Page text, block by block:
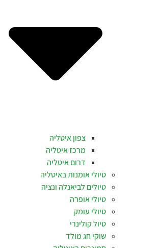
צפון איטליה
מרכז איטליה
דרום איטליה
טיולי אומנות באיטליה
טיולים לביאנלה ונציה
טיולי אופרה
טיולי עומק
טיול קולינרי
שוקי חג מולד